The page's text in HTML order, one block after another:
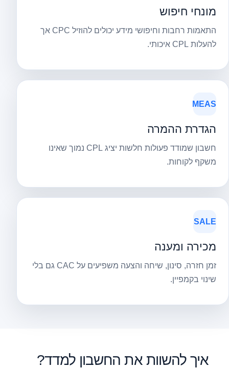
מונחי חיפוש
התאמות רחבות וחיפושי מידע יכולים להוזיל CPC אך
להעלות CPL איכותי.
MEAS
הגדרת ההמרה
חשבון שמודד פעולות חלשות יציג CPL נמוך שאינו
משקף לקוחות.
SALE
מכירה ומענה
זמן חזרה, סינון, שיחה והצעה משפיעים על CAC גם בלי
שינוי בקמפיין.
איך להשוות את החשבון למדד?